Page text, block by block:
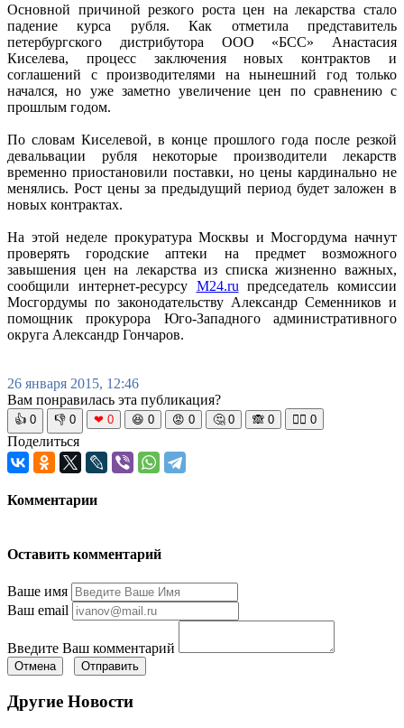
Основной причиной резкого роста цен на лекарства стало
падение курса рубля. Как отметила представитель
петербургского дистрибутора ООО «БСС» Анастасия
Киселева, процесс заключения новых контрактов и
соглашений с производителями на нынешний год только
начался, но уже заметно увеличение цен по сравнению с
прошлым годом.
По словам Киселевой, в конце прошлого года после резкой
девальвации рубля некоторые производители лекарств
временно приостановили поставки, но цены кардинально не
менялись. Рост цены за предыдущий период будет заложен в
новых контрактах.
На этой неделе прокуратура Москвы и Мосгордума начнут
проверять городские аптеки на предмет возможного
завышения цен на лекарства из списка жизненно важных,
сообщили интернет-ресурсу M24.ru председатель комиссии
Мосгордумы по законодательству Александр Семенников и
помощник прокурора Юго-Западного административного
округа Александр Гончаров.
26 января 2015, 12:46
Вам понравилась эта публикация?
👍 0 👎 0 ❤ 0 😆 0 😡 0 🤔 0 🙈 0 🧘‍♀️ 0
Поделиться
Комментарии
Оставить комментарий
Ваше имя
Ваш email
Введите Ваш комментарий
Отмена Отправить
Другие Новости